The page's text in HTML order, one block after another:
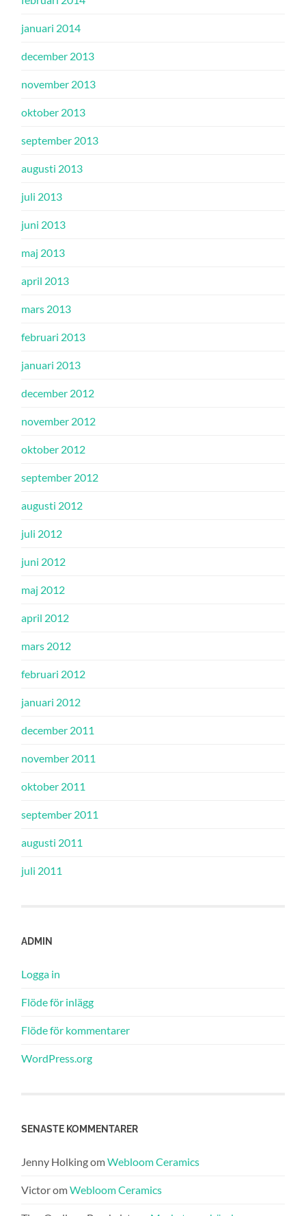
januari 2014
december 2013
november 2013
oktober 2013
september 2013
augusti 2013
juli 2013
juni 2013
maj 2013
april 2013
mars 2013
februari 2013
januari 2013
december 2012
november 2012
oktober 2012
september 2012
augusti 2012
juli 2012
juni 2012
maj 2012
april 2012
mars 2012
februari 2012
januari 2012
december 2011
november 2011
oktober 2011
september 2011
augusti 2011
juli 2011
ADMIN
Logga in
Flöde för inlägg
Flöde för kommentarer
WordPress.org
SENASTE KOMMENTARER
Jenny HolkingomWebloom Ceramics
VictoromWebloom Ceramics